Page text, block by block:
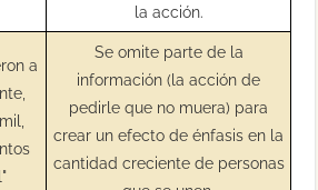
la acción.
a
Se omite parte de la
información (la acción de
pedirle que no muera) para
crear un efecto de énfasis en la
cantidad creciente de personas